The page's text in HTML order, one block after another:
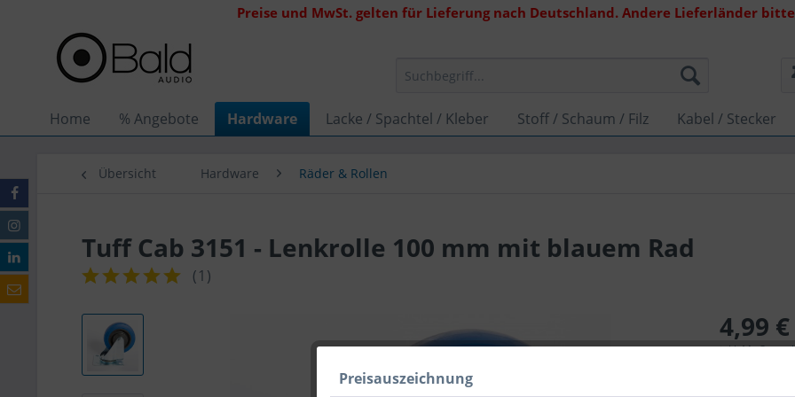
Preise und MwSt. gelten für Lieferung nach Deutschland. Andere Lieferländer
Home % Angebote Hardware Lacke / Spachtel / Kleber Stoff / Schaum / Filz Kabel / Stecker
Übersicht Hardware Räder & Rollen
Tuff Cab 3151 - Lenkrolle 100 mm mit blauem Rad
(1 )
4,99
inkl. MwSt.
Lieferzeit
Preisauszeichnung